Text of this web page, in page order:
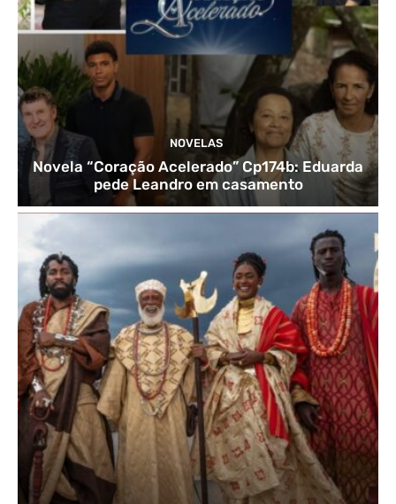
NOVELAS
Novela “Coração Acelerado” Cp174b: Eduarda
pede Leandro em casamento